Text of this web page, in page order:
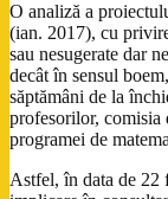
O analiză a
(ian. 2017), cu
sau nesugerate dar
decât în sensul
săptămâni de la
profesorilor, comisia
programei de
Astfel, în data de 22